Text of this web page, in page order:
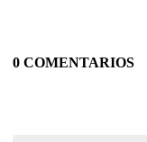
0 COMENTARIOS